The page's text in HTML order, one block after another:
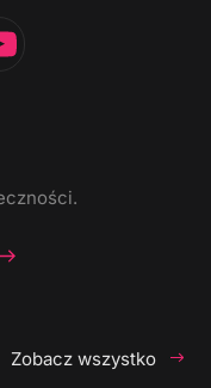
Zobacz wszystko